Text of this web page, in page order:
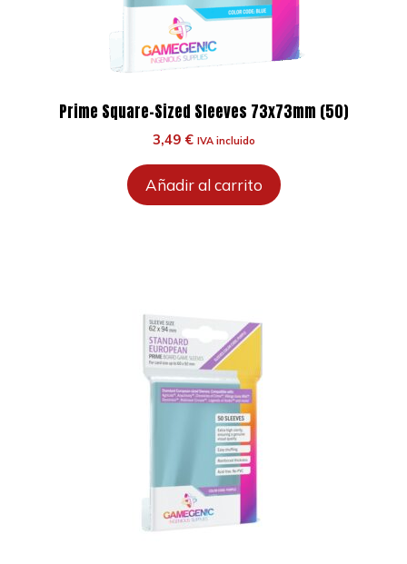
Prime Square-Sized Sleeves 73x73mm (50)
3,49 € IVA incluido
Añadir al carrito